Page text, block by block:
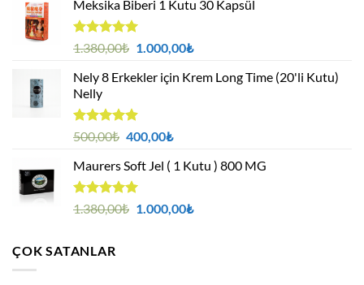
Meksika Biberi 1 Kutu 30 Kapsül
5 üzerinden
oy
aldı
1.380,00₺ Orijinal
1.380,00₺.
1.000,00₺Şu
fiyat:
Nely 8 Erkekler için Krem Long Time (20'li Kutu)
Nelly
5 üzerinden
oy
aldı
500,00₺ Orijinal
500,00₺.
400,00₺Şu
fiyat:
Maurers Soft Jel ( 1 Kutu ) 800 MG
5 üzerinden
oy
1.380,00₺ Orijinal
1.000,00₺Şu
ÇOK SATANLAR